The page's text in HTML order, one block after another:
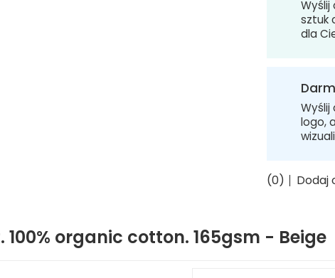
Wyślij
sztuk
dla
Wyślij
logo,
(0) Dodaj
organic cotton. 165gsm - Beige